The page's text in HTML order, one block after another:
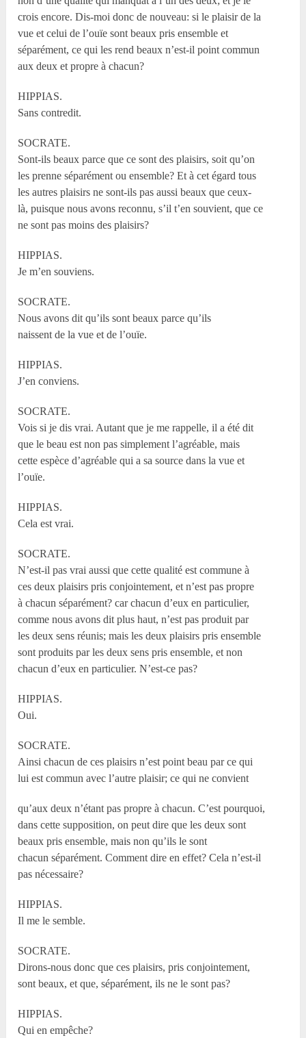
crois encore. Dis-moi donc de nouveau: si le plaisir de la
vue et celui de l’ouïe sont beaux pris ensemble et
séparément, ce qui les rend beaux n’est-il point commun
aux deux et propre à chacun?
HIPPIAS.
Sans contredit.
SOCRATE.
Sont-ils beaux parce que ce sont des plaisirs, soit qu’on
les prenne séparément ou ensemble? Et à cet égard tous
les autres plaisirs ne sont-ils pas aussi beaux que ceux-
là, puisque nous avons reconnu, s’il t’en souvient, que ce
ne sont pas moins des plaisirs?
HIPPIAS.
Je m’en souviens.
SOCRATE.
Nous avons dit qu’ils sont beaux parce qu’ils
naissent de la vue et de l’ouïe.
HIPPIAS.
J’en conviens.
SOCRATE.
Vois si je dis vrai. Autant que je me rappelle, il a été dit
que le beau est non pas simplement l’agréable, mais
cette espèce d’agréable qui a sa source dans la vue et
l’ouïe.
HIPPIAS.
Cela est vrai.
SOCRATE.
N’est-il pas vrai aussi que cette qualité est commune à
ces deux plaisirs pris conjointement, et n’est pas propre
à chacun séparément? car chacun d’eux en particulier,
comme nous avons dit plus haut, n’est pas produit par
les deux sens réunis; mais les deux plaisirs pris ensemble
sont produits par les deux sens pris ensemble, et non
chacun d’eux en particulier. N’est-ce pas?
HIPPIAS.
Oui.
SOCRATE.
Ainsi chacun de ces plaisirs n’est point beau par ce qui
lui est commun avec l’autre plaisir; ce qui ne convient
qu’aux deux n’étant pas propre à chacun. C’est pourquoi,
dans cette supposition, on peut dire que les deux sont
beaux pris ensemble, mais non qu’ils le sont
chacun séparément. Comment dire en effet? Cela n’est-il
pas nécessaire?
HIPPIAS.
Il me le semble.
SOCRATE.
Dirons-nous donc que ces plaisirs, pris conjointement,
sont beaux, et que, séparément, ils ne le sont pas?
HIPPIAS.
Qui en empêche?